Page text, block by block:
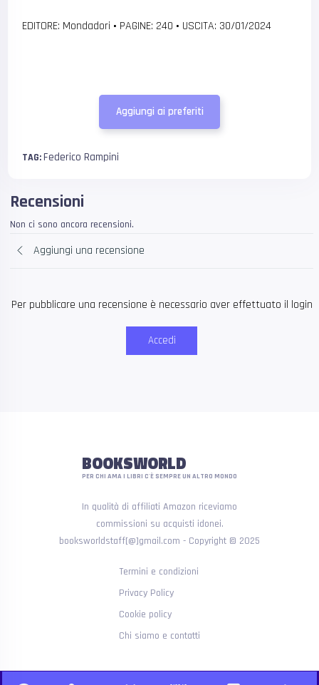
EDITORE: Mondadori • PAGINE: 240 • USCITA: 30/01/2024
Aggiungi ai preferiti
TAG:Federico Rampini
Recensioni
Non ci sono ancora recensioni.
Aggiungi una recensione
Per pubblicare una recensione è necessario aver effettuato il login
Accedi
BOOKSWORLD
PER CHI AMA I LIBRI C'È SEMPRE UN ALTRO MONDO
In qualità di affiliati Amazon riceviamo
commissioni su acquisti idonei.
booksworldstaff[@]gmail.com - Copyright © 2025
Termini e condizioni
Privacy Policy
Cookie policy
Chi siamo e contatti